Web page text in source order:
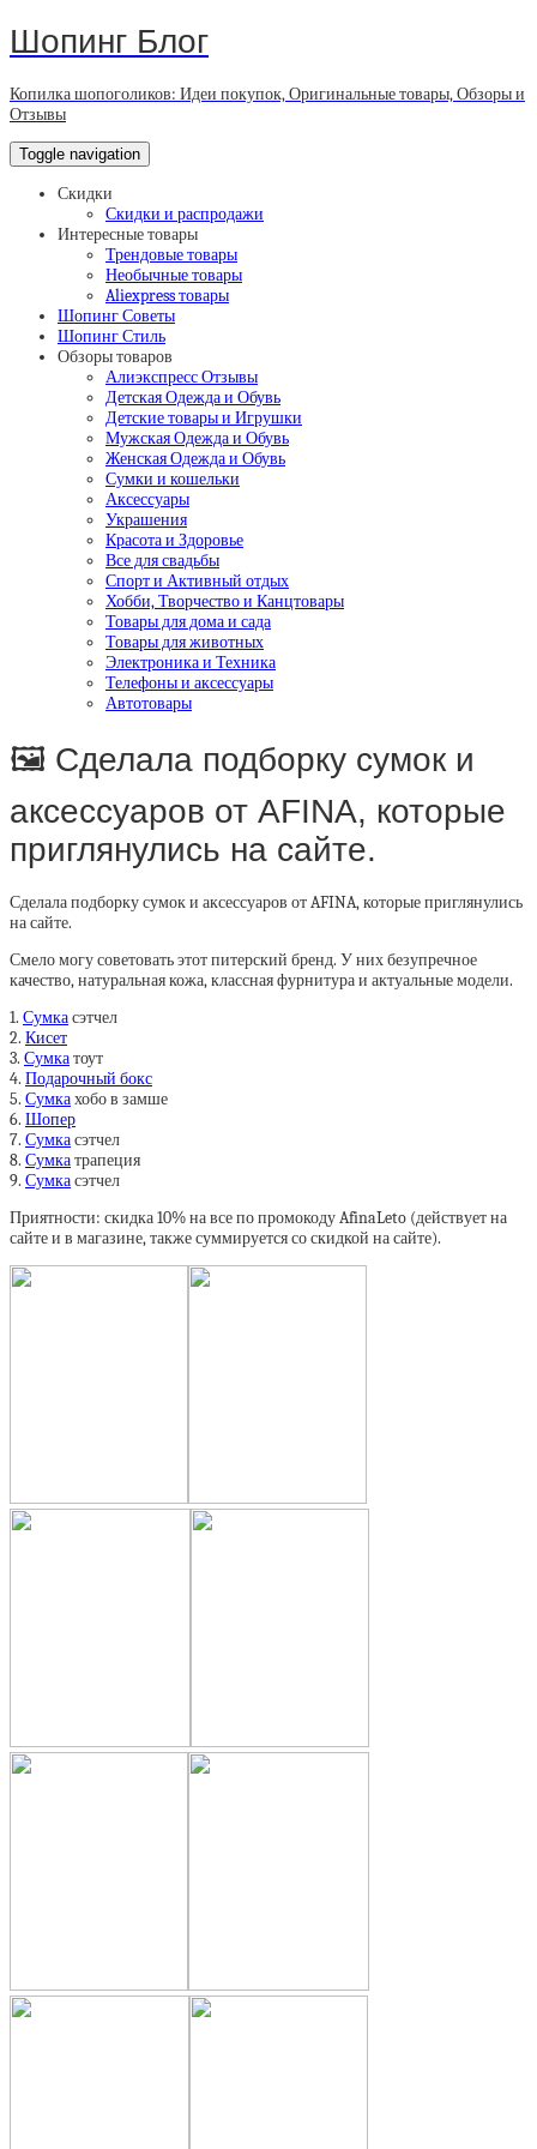
Шопинг Блог
Копилка шопоголиков: Идеи покупок, Оригинальные товары, Обзоры и
Отзывы
Toggle navigation
Скидки
Скидки и распродажи
Интересные товары
Трендовые товары
Необычные товары
Aliexpress товары
Шопинг Советы
Шопинг Стиль
Обзоры товаров
Алиэкспресс Отзывы
Детская Одежда и Обувь
Детские товары и Игрушки
Мужская Одежда и Обувь
Женская Одежда и Обувь
Сумки и кошельки
Аксессуары
Украшения
Красота и Здоровье
Все для свадьбы
Спорт и Активный отдых
Хобби, Творчество и Канцтовары
Товары для дома и сада
Товары для животных
Электроника и Техника
Телефоны и аксессуары
Автотовары
🖼 Сделала подборку сумок и
аксессуаров от AFINA, которые
приглянулись на сайте.
Сделала подборку сумок и аксессуаров от AFINA, которые приглянулись
на сайте.
Смело могу советовать этот питерский бренд. У них безупречное
качество, натуральная кожа, классная фурнитура и актуальные модели.
1. Сумкасэтчел
2. Кисет
3. Сумкатоут
4. Подарочный бокс
5. Сумкахобо в замше
6. Шопер
7. Сумкасэтчел
8. Сумкатрапеция
9. Сумкасэтчел
Приятности: скидка 10% на все по промокоду AfinaLeto (действует на
сайте и в магазине, также суммируется со скидкой на сайте).